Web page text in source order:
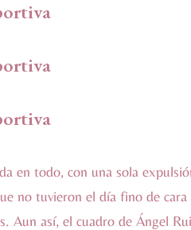
en todo, con una sola
no tuvieron el día fino de
Aun así, el cuadro de Ángel